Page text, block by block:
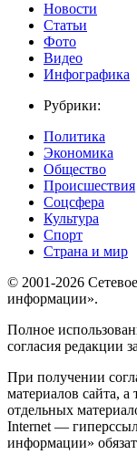
Новости
Статьи
Фото
Видео
Инфографика
Рубрики:
Политика
Экономика
Общество
Происшествия
Соцсфера
Культура
Спорт
Страна и мир
© 2001-2026
информации».
Полное
согласия редакции
При получении
материалов сайта,
отдельных
Internet —
информации»